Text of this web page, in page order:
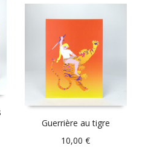
Guerrière au tigre
10,00€